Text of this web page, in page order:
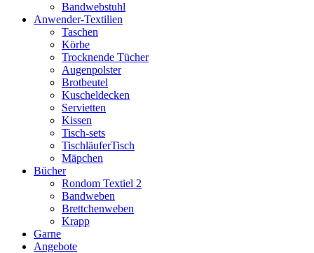
Bandwebstuhl
Anwender-Textilien
Taschen
Körbe
Trocknende Tücher
Augenpolster
Brotbeutel
Kuscheldecken
Servietten
Kissen
Tisch-sets
TischläuferTisch
Mäpchen
Bücher
Rondom Textiel 2
Bandweben
Brettchenweben
Krapp
Garne
Angebote